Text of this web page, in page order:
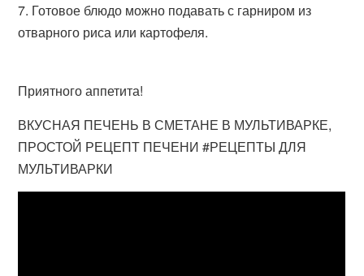
Готовое блюдо можно подавать с гарниром из
отварного риса или картофеля.
Приятного аппетита!
ВКУСНАЯ ПЕЧЕНЬ В СМЕТАНЕ В МУЛЬТИВАРКЕ,
ПРОСТОЙ РЕЦЕПТ ПЕЧЕНИ #РЕЦЕПТЫ ДЛЯ
МУЛЬТИВАРКИ